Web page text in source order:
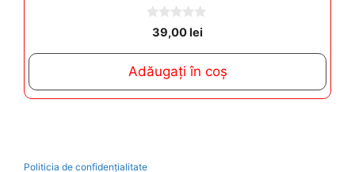
o
o
5
39,00lei
Adăugați în coș
Politicia de confidențialitate